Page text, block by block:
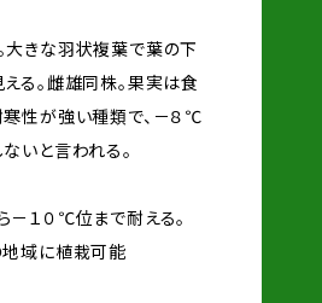
大きな羽状複葉で葉の下
る。雌雄同株。果実は食
寒性が強い種類で、－８℃
いと言われる。
１０℃位まで耐える。
域に植栽可能